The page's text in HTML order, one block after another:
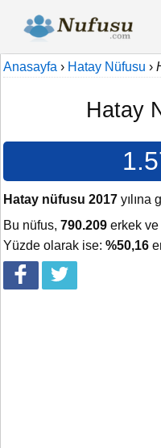
Anasayfa › Hatay Nüfusu ›
Hatay
Hatay nüfusu 2017 yılına
Bu nüfus, 790.209 erkek ve
Yüzde olarak ise: %50,16